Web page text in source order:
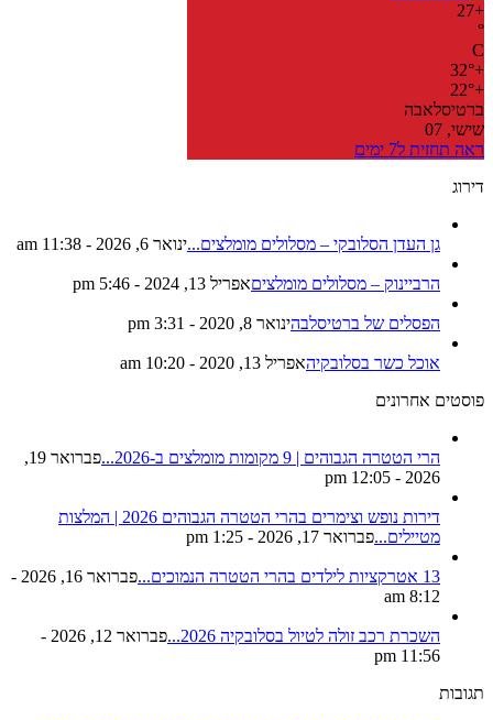
+
27
°
C
+
32°
+
22°
ברטיסלאבה
שישי, 07
ראה תחזית ל7 ימים
דירוג
גן העדן הסלובקי – מסלולים מומלצים...ינואר 6, 2026 - 11:38 am
הרביינוק – מסלולים מומלציםאפריל 13, 2024 - 5:46 pm
הפסלים של ברטיסלבהינואר 8, 2020 - 3:31 pm
אוכל כשר בסלובקיהאפריל 13, 2020 - 10:20 am
פוסטים אחרונים
הרי הטטרה הגבוהים | 9 מקומות מומלצים ב-2026...
פברואר 19,
2026 - 12:05 pm
דירות נופש וצימרים בהרי הטטרה הגבוהים 2026 | המלצות
מטיילים...פברואר 17, 2026 - 1:25 pm
13 אטרקציות לילדים בהרי הטטרה הנמוכים...
פברואר 16, 2026 -
8:12 am
השכרת רכב זולה לטיול בסלובקיה 2026...
פברואר 12, 2026 -
11:56 pm
תגובות